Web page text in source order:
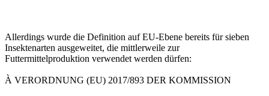
Allerdings wurde die Definition auf EU-Ebene bereits für sieben
Insektenarten ausgeweitet, die mittlerweile zur
Futtermittelproduktion verwendet werden dürfen:
À VERORDNUNG (EU) 2017/893 DER KOMMISSION